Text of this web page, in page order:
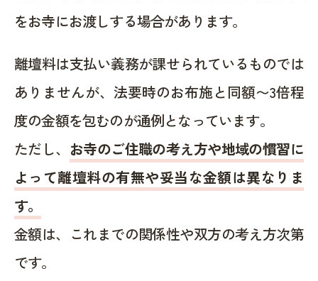
をお寺にお渡しする場合があります。
離壇料は支払い義務が課せられているものでは
ありませんが、法要時のお布施と同額〜3倍程
度の金額を包むのが通例となっています。
ただし、 お寺のご住職の考え方や地域の慣習に
よって離壇料の有無や妥当な金額は異なりま
す。
金額は、これまでの関係性や双方の考え方次第
です。